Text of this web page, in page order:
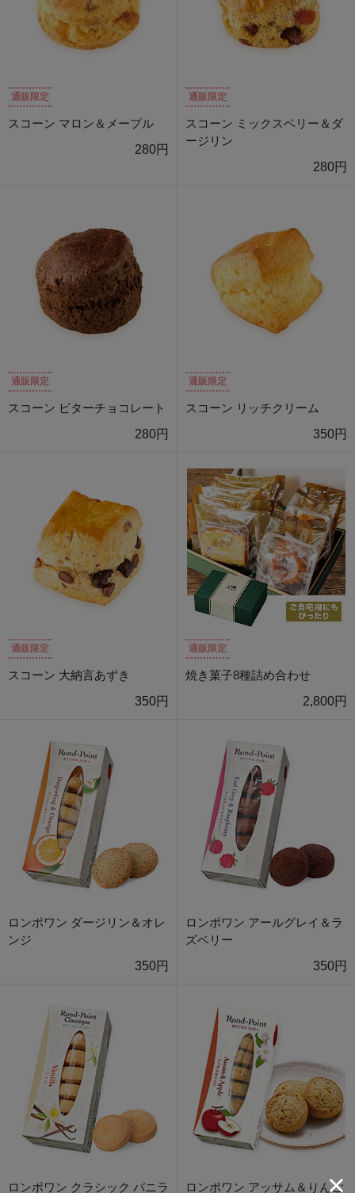
通販限定
スコーン マロン＆メープル
280円
通販限定
スコーン ミックスベリー＆ダ
ージリン
280円
通販限定
スコーン ビターチョコレート
280円
通販限定
スコーン リッチクリーム
350円
通販限定
スコーン 大納言あずき
350円
通販限定
焼き菓子8種詰め合わせ
2,800円
ロンポワン ダージリン＆オレ
ンジ
350円
ロンポワン アールグレイ＆ラ
ズベリー
350円
ロンポワン クラシック バニラ ロンポワン アッサム＆りんご